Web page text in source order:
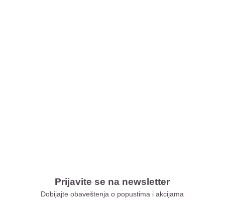
Prijavite se na newsletter
Dobijajte obaveštenja o popustima i akcijama